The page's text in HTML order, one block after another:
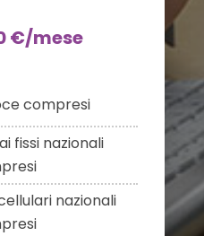
€/mese
compresi
ai fissi nazionali
nazionali